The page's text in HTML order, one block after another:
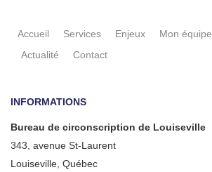
INFORMATIONS
Bureau de circonscription de Louiseville
343, avenue St-Laurent
Louiseville, Québec
Accueil Services Enjeux Mon équipe
Actualité
Contact